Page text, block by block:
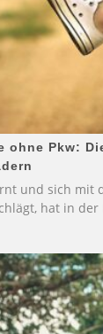
ohne Pkw:
und sich mit
hat in